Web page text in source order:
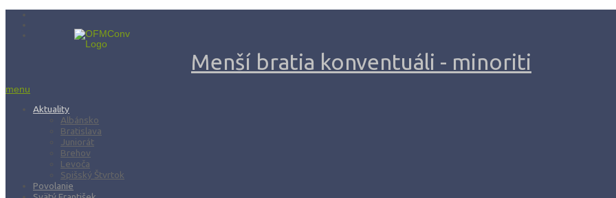
Menší bratia konventuáli - minoriti
menu
Aktuality
Albánsko
Bratislava
Juniorát
Brehov
Levoča
Spišský Štvrtok
Povolanie